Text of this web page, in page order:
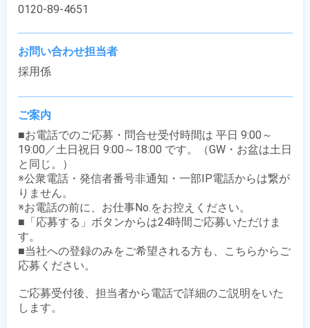
0120-89-4651
お問い合わせ担当者
採用係
ご案内
■お電話でのご応募・問合せ受付時間は 平日 9:00～
19:00／土日祝日 9:00～18:00 です。（GW・お盆は土日
と同じ。）
※公衆電話・発信者番号非通知・一部IP電話からは繋が
りません。
※お電話の前に、お仕事No.をお控えください。
■「応募する」ボタンからは24時間ご応募いただけま
す。
■当社への登録のみをご希望される方も、こちらからご
応募ください。
ご応募受付後、担当者から電話で詳細のご説明をいた
します。